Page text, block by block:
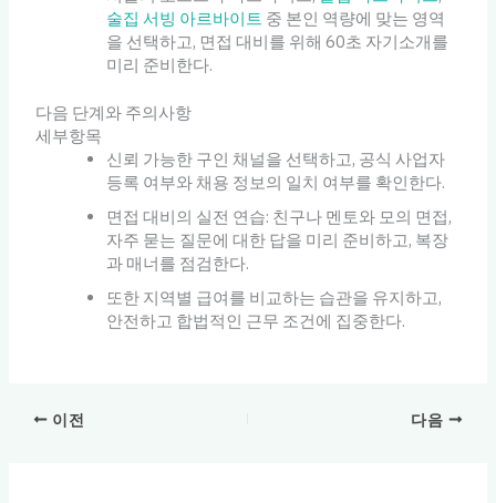
술집 서빙 아르바이트 중 본인 역량에 맞는 영역
을 선택하고, 면접 대비를 위해 60초 자기소개를
미리 준비한다.
다음 단계와 주의사항
세부항목
신뢰 가능한 구인 채널을 선택하고, 공식 사업자
등록 여부와 채용 정보의 일치 여부를 확인한다.
면접 대비의 실전 연습: 친구나 멘토와 모의 면접,
자주 묻는 질문에 대한 답을 미리 준비하고, 복장
과 매너를 점검한다.
또한 지역별 급여를 비교하는 습관을 유지하고,
안전하고 합법적인 근무 조건에 집중한다.
이전 다음